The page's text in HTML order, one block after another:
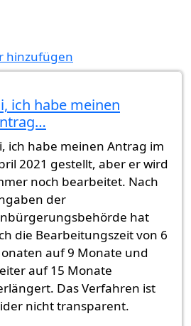
hinzufügen
ich habe meinen
ich habe meinen Antrag im
2021 gestellt, aber er wird
noch bearbeitet. Nach
der
hat
die Bearbeitungszeit von 6
auf 9 Monate und
auf 15 Monate
Das Verfahren ist
nicht transparent.